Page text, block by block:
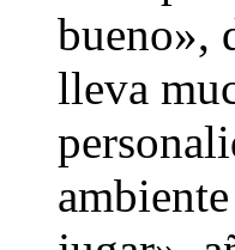
bueno»,
lleva